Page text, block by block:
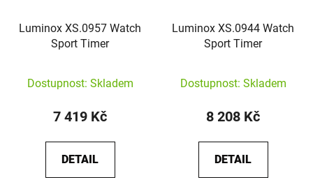
Luminox XS.0957 Watch
Sport Timer
Dostupnost: Skladem
7 419 Kč
DETAIL
Luminox XS.0944 Watch
Sport Timer
Dostupnost: Skladem
8 208 Kč
DETAIL